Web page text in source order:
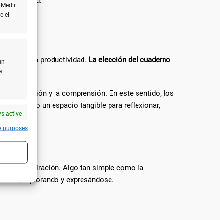
el
active
purposes
y la productividad. La elección del cuaderno
y la comprensión. En este sentido, los
un espacio tangible para reflexionar,
de la inspiración. Algo tan simple como la
explorando y expresándose.